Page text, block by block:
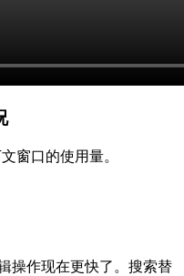
窗口的使用量。
操作现在更快了。搜索替